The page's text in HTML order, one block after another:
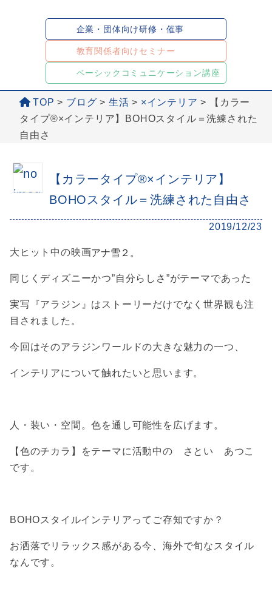
企業・団体向け研修・催事
教育関係者向けセミナー
ベーシックコミュニケーション講座
TOP > ブログ > 生活 > ×インテリア >
【カラー
タイプ®×インテリア】BOHOスタイル＝洗練された
自由さ
【カラータイプ®×インテリア】
BOHOスタイル＝洗練された自由さ
2019/12/23
大ヒット中の映画アナ雪２。
同じくディズニーかつ”自分らしさ”がテーマであった
実写『アラジン』はストーリーだけでなく世界観も注
目されました。
今回はそのアラジンワールドの大きな魅力の一つ、
インテリアについて触れたいと思います。
人・装い・空間。色を通し可能性を広げます。
【色のチカラ】をテーマに活動中の さとい あつこ
です。
BOHOスタイルインテリアってご存知ですか？
お洒落でリラックス感がある今、海外で旬なスタイル
なんです。